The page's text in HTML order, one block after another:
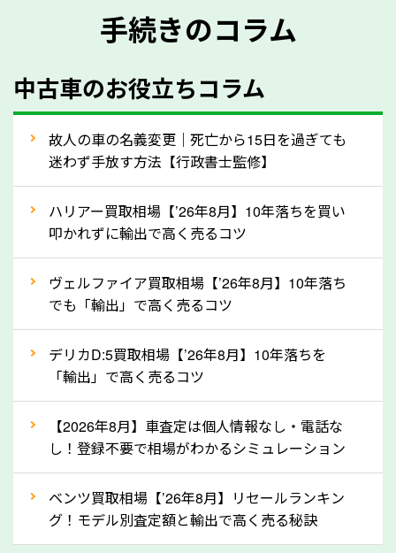
メーカー／車種
型式／グレード
走行距離（例：約〇万キロ）
車検の満了日
内装や外装の状態
定を行い高価買取価格をつけやすくなります。
ってきます！
自動車税の還付金は、先に年払いしていた自動車税が
月割りで返還されるものです。ですから、自動車税の
還付金は早めに売却するほど多く還付されます。不要
な車は早めに廃車手続きをしたほうが良いでしょう。
③自動車税の還付金の扱いについて確認し
ましょう！
車を廃車にすると、自動車税の還付金を受け取ること
ができる場合があります。廃車買取業者の中には、還
手続きのコラム
中古車のお役立ちコラム
故人の車の名義変更｜死亡から15日を過ぎても
迷わず手放す方法【行政書士監修】
ハリアー買取相場【’26年8月】10年落ちを買い
叩かれずに輸出で高く売るコツ
ヴェルファイア買取相場【’26年8月】10年落ち
でも「輸出」で高く売るコツ
デリカD:5買取相場【’26年8月】10年落ちを
「輸出」で高く売るコツ
【2026年8月】車査定は個人情報なし・電話な
し！登録不要で相場がわかるシミュレーション
ベンツ買取相場【’26年8月】リセールランキン
グ！モデル別査定額と輸出で高く売る秘訣